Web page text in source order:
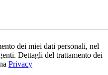
dei miei dati personali, nel
Dettagli del trattamento dei
Privacy